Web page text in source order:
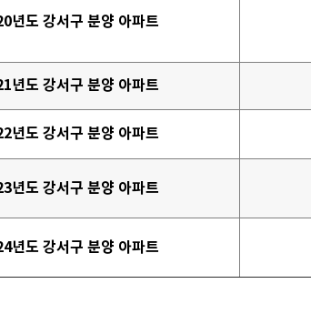
년도 강서구 분양 아파트
년도 강서구 분양 아파트
년도 강서구 분양 아파트
년도 강서구 분양 아파트
년도 강서구 분양 아파트